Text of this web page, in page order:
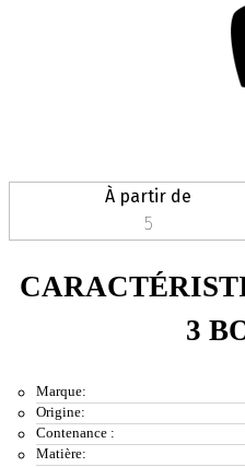
À partir de
5
3
Marque:
Origine:
Contenance :
Matière: